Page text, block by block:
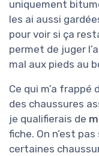
uniquement
les ai aussi
pour voir si ça
permet de juger
mal aux pieds au
Ce qui m’a frappé
des chaussures
je qualifierais de
fiche. On n’est
certaines